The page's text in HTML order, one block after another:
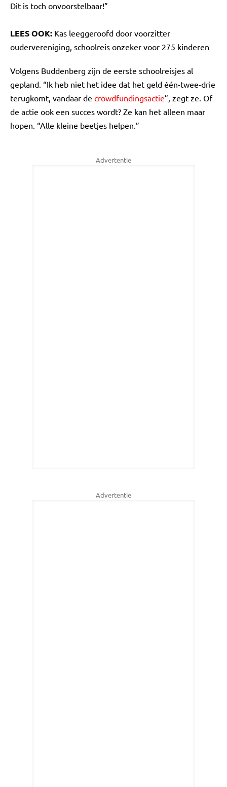
Dit is toch onvoorstelbaar!”
LEES OOK: Kas leeggeroofd door voorzitter
oudervereniging, schoolreis onzeker voor 275 kinderen
Volgens Buddenberg zijn de eerste schoolreisjes al
gepland. “Ik heb niet het idee dat het geld één-twee-drie
terugkomt, vandaar de crowdfundingsactie”, zegt ze. Of
de actie ook een succes wordt? Ze kan het alleen maar
hopen. “Alle kleine beetjes helpen.”
Advertentie
Advertentie